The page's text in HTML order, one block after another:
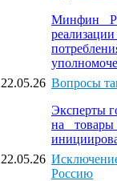
Минфин
22.05.26 Вопросы
Эксперты
на товары
22.05.26
Россию